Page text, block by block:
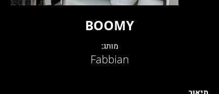
LAMBERT & FILS
PORSCHE
CATELLANI & SMITH
VIABIZZUNO
BOOMY
מותג:
Fabbian